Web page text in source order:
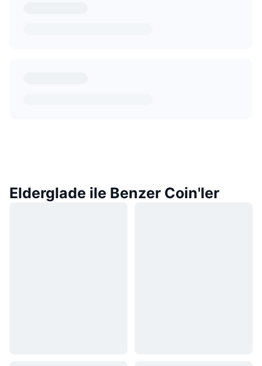
Elderglade ile Benzer Coin'ler